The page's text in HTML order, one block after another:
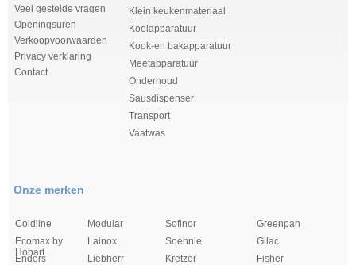
Veel gestelde vragen
Openingsuren
Verkoopvoorwaarden
Privacy verklaring
Contact
Klein keukenmateriaal
Koelapparatuur
Kook-en bakapparatuur
Meetapparatuur
Onderhoud
Sausdispenser
Transport
Vaatwas
Onze merken
Coldline Modular Sofinor
Greenpan
Ecomax by
Hobart
Lainox Soehnle
Gilac
Enders
Liebherr Kretzer
Fisher